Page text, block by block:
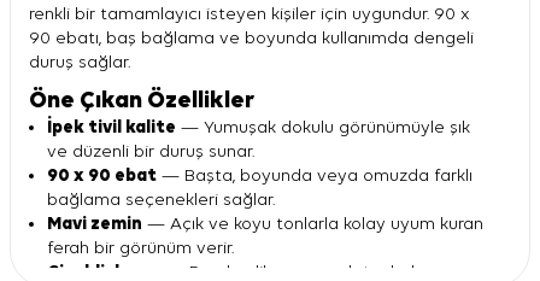
renkli bir tamamlayıcı isteyen kişiler için uygundur. 90 x
90 ebatı, baş bağlama ve boyunda kullanımda dengeli
duruş sağlar.
Öne Çıkan Özellikler
İpek tivil kalite — Yumuşak dokulu görünümüyle şık
ve düzenli bir duruş sunar.
90 x 90 ebat — Başta, boyunda veya omuzda farklı
bağlama seçenekleri sağlar.
Mavi zemin — Açık ve koyu tonlarla kolay uyum kuran
ferah bir görünüm verir.
Çiçekli desen
— Pembe, lila ve sarı detaylarla